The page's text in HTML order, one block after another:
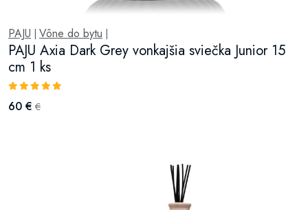
PAJU Vône do bytu
PAJU Axia Dark Grey vonkajšia sviečka Junior 15
cm 1 ks
60 € €